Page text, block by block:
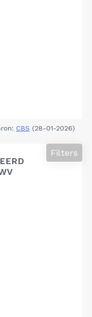
CBS (28-01-2026)
Filters